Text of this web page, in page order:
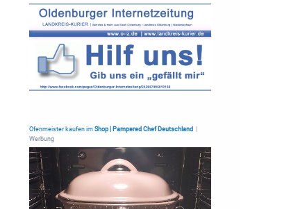
Ofenmeister kaufen im Shop | Pampered Chef Deutschland
Werbung